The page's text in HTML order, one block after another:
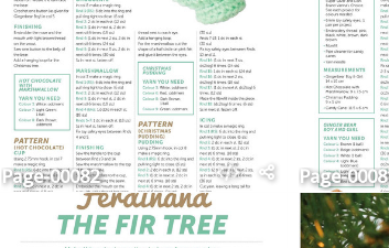
Page-00082 Page-